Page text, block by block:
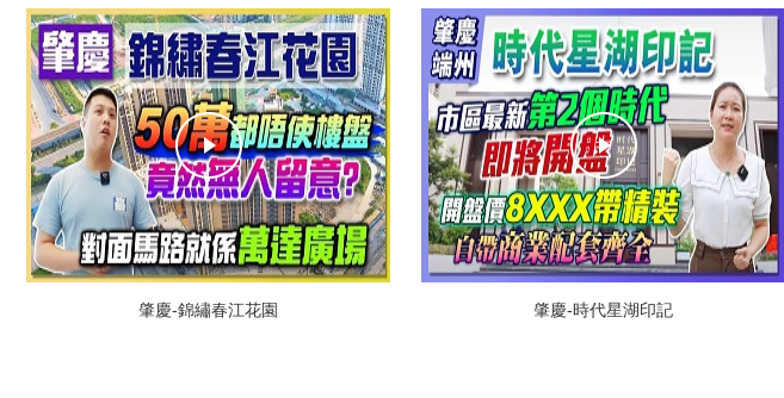
肇慶-錦繡春江花園 肇慶-時代星湖印記